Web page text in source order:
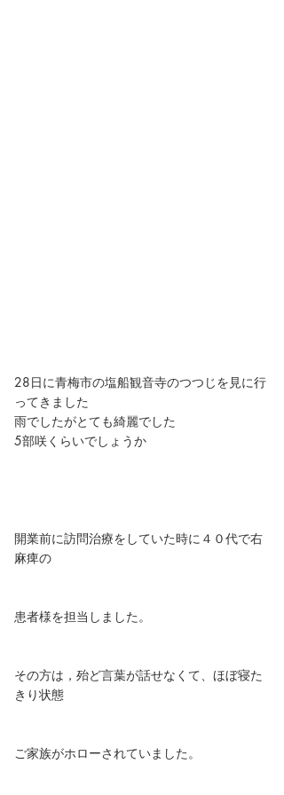
28日に青梅市の塩船観音寺のつつじを見に行
ってきました
雨でしたがとても綺麗でした
5部咲くらいでしょうか
開業前に訪問治療をしていた時に４０代で右
麻痺の
患者様を担当しました。
その方は，殆ど言葉が話せなくて、ほぼ寝た
きり状態
ご家族がホローされていました。